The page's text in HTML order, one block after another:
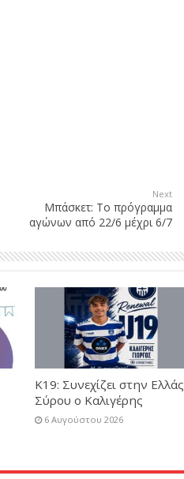
Next
Μπάσκετ: Το πρόγραμμα
αγώνων από 22/6 μέχρι 6/7
Κ19: Συνεχίζει στην Ελλάς
Σύρου ο Καλιγέρης
6 Αυγούστου 2026